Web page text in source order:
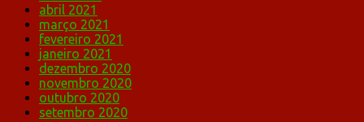
abril 2021
março 2021
fevereiro 2021
janeiro 2021
dezembro 2020
novembro 2020
outubro 2020
setembro 2020